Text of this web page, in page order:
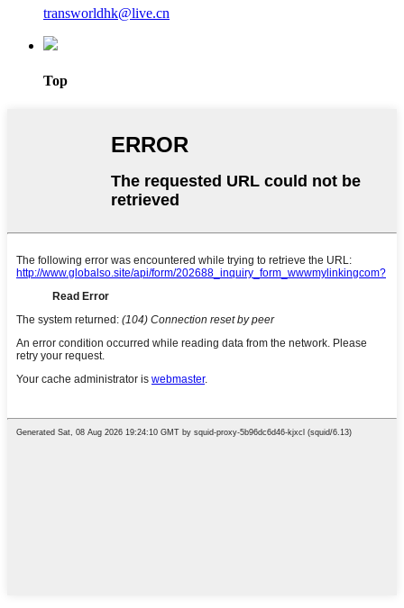
transworldhk@live.cn
Top